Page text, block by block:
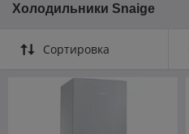
Холодильники Snaige
Сортировка